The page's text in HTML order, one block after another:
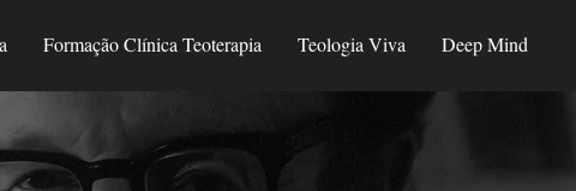
Formação Clínica Teoterapia Teologia Viva Deep Mind